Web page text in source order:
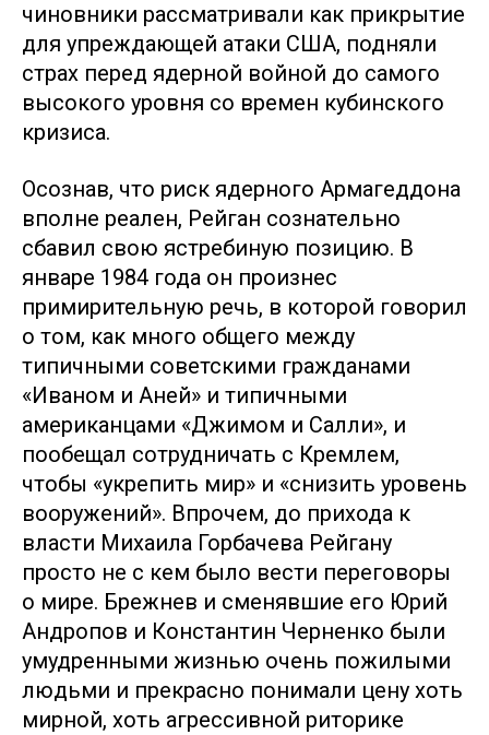
чиновники рассматривали как прикрытие
для упреждающей атаки США, подняли
страх перед ядерной войной до самого
высокого уровня со времен кубинского
кризиса.
Осознав, что риск ядерного Армагеддона
вполне реален, Рейган сознательно
сбавил свою ястребиную позицию. В
январе 1984 года он произнес
примирительную речь, в которой говорил
о том, как много общего между
типичными советскими гражданами
«Иваном и Аней» и типичными
американцами «Джимом и Салли», и
пообещал сотрудничать с Кремлем,
чтобы «укрепить мир» и «снизить уровень
вооружений». Впрочем, до прихода к
власти Михаила Горбачева Рейгану
просто не с кем было вести переговоры
о мире. Брежнев и сменявшие его Юрий
Андропов и Константин Черненко были
умудренными жизнью очень пожилыми
людьми и прекрасно понимали цену хоть
мирной, хоть агрессивной риторике